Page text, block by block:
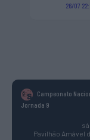
26/07
Campeonato
Jornada 9
Pavilhão Amável